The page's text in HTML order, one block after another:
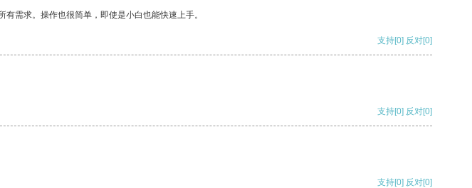
需求。操作也很简单，即使是小白也能快速上手。
支持[0] 反对[0]
支持[0] 反对[0]
支持[0] 反对[0]